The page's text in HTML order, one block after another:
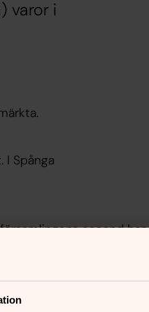
varor i
I Spånga
second